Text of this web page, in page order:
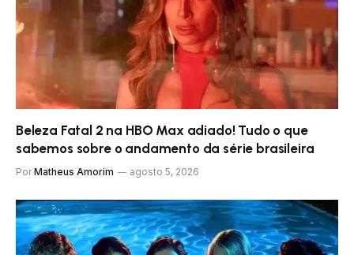
Beleza Fatal 2 na HBO Max adiado! Tudo o que
sabemos sobre o andamento da série brasileira
Por Matheus Amorim agosto 5, 2026